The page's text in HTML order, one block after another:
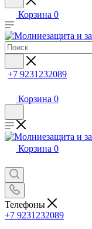
Корзина 0
+7 9231232089
Корзина 0
Корзина 0
Телефоны
+7 9231232089